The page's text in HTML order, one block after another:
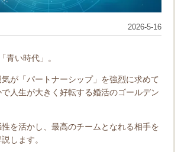
2026-5-16
青い時代」。
が「パートナーシップ」を強烈に求めて
人生が大きく好転する婚活のゴールデン
を活かし、最高のチームとなれる相手を
します。